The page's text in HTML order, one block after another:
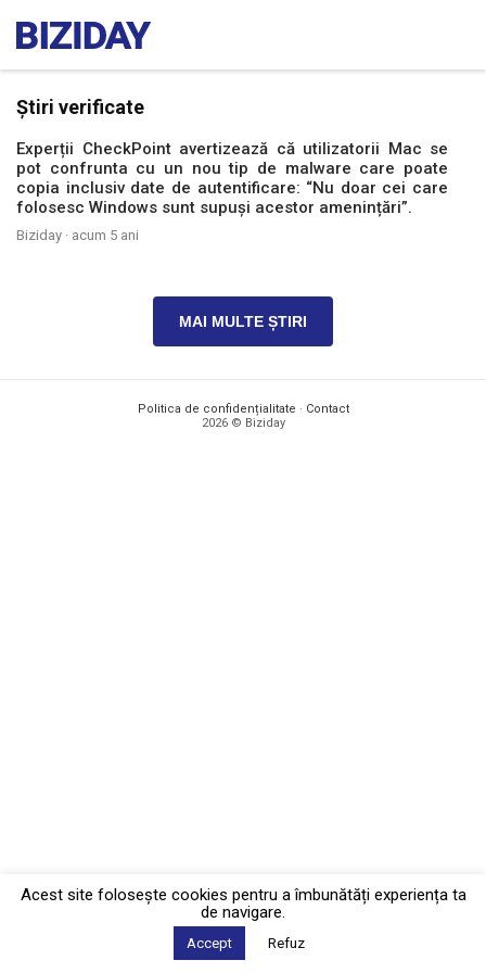
Știri verificate
Experții CheckPoint avertizează că utilizatorii Mac se
pot confrunta cu un nou tip de malware care poate
copia inclusiv date de autentificare: “Nu doar cei care
folosesc Windows sunt supuși acestor amenințări”.
Biziday · acum 5 ani
MAI MULTE ȘTIRI
Politica de confidențialitate · Contact
2026 © Biziday
Acest site foloseşte cookies pentru a îmbunătăți experiența ta
de navigare.
Accept Refuz